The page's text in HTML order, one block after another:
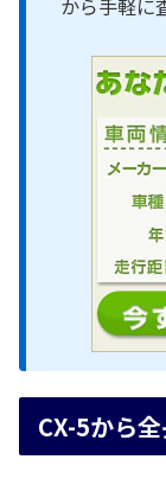
CX-5から